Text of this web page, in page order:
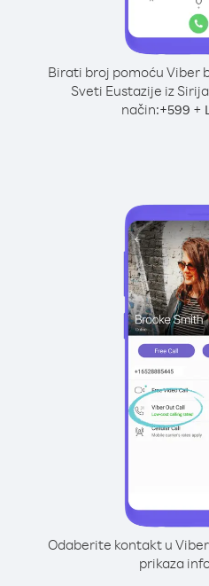
Birati broj pomoću Viber
Sveti Eustazije iz
način:+599 +
Odaberite kontakt u
prikaza